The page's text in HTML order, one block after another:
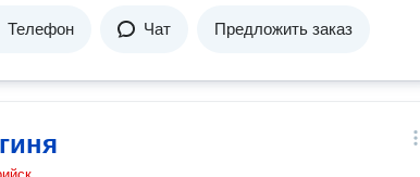
Телефон Чат Предложить заказ